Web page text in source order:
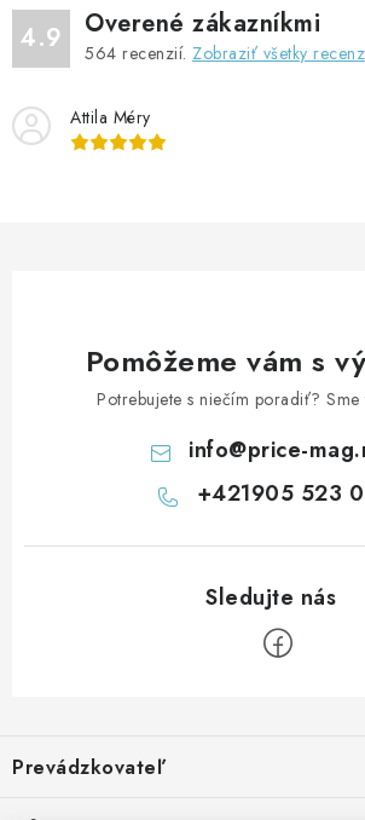
4.9 Overené zákazníkmi
564 recenzií. Zobraziť všetky
Attila Méry
Pomôžeme vám s
Potrebujete s niečím poradiť? Sme
info@price-
+421905 523
pPrevádzkovateľ